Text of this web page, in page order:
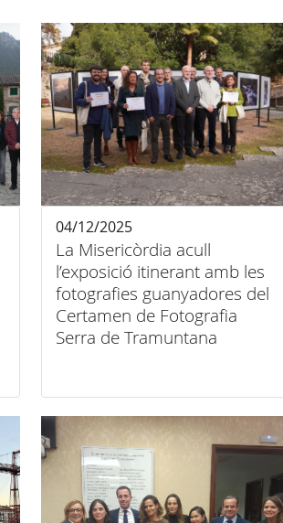
La Misericòrdia acull
l’exposició itinerant amb les
fotografies guanyadores del
Certamen de Fotografia
Serra de Tramuntana
04/12/2025